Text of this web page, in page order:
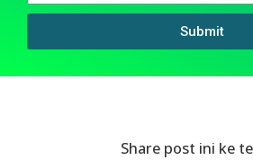
Submit
Share post ini ke